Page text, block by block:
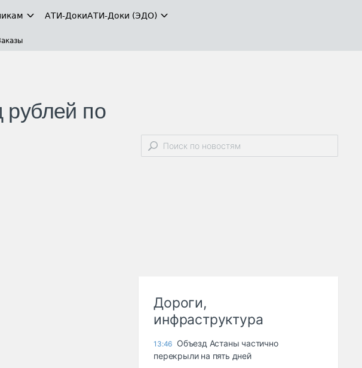
АТИ-ДокиАТИ-Доки (ЭДО)
рублей по
Дороги,
инфраструктура
13:46 Объезд Астаны частично
перекрыли на пять дней